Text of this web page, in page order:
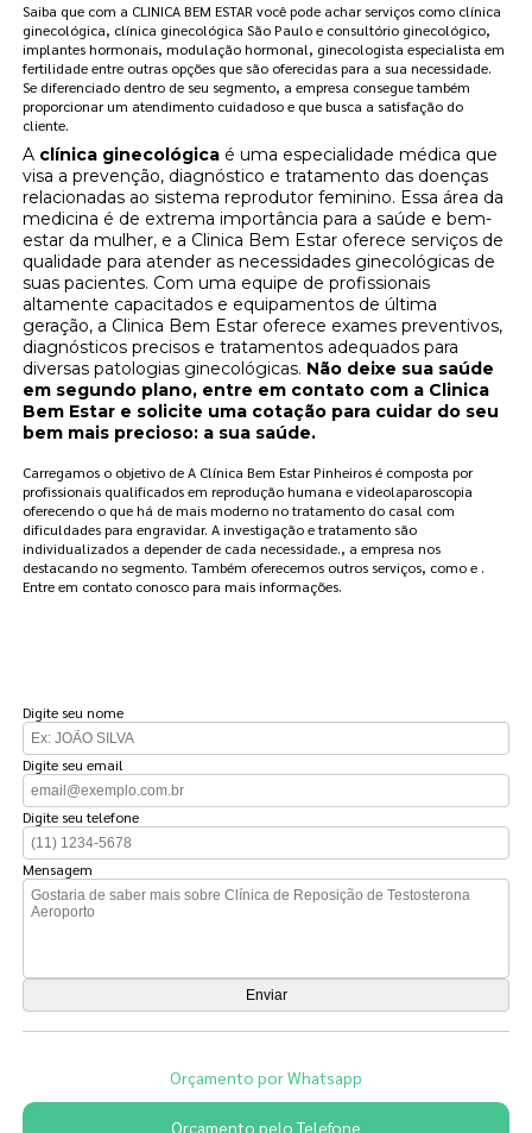
Saiba que com a CLINICA BEM ESTAR você pode achar serviços como clínica
ginecológica, clínica ginecológica São Paulo e consultório ginecológico,
implantes hormonais, modulação hormonal, ginecologista especialista em
fertilidade entre outras opções que são oferecidas para a sua necessidade.
Se diferenciado dentro de seu segmento, a empresa consegue também
proporcionar um atendimento cuidadoso e que busca a satisfação do
cliente.
A clínica ginecológica é uma especialidade médica que
visa a prevenção, diagnóstico e tratamento das doenças
relacionadas ao sistema reprodutor feminino. Essa área da
medicina é de extrema importância para a saúde e bem-
estar da mulher, e a Clinica Bem Estar oferece serviços de
qualidade para atender as necessidades ginecológicas de
suas pacientes. Com uma equipe de profissionais
altamente capacitados e equipamentos de última
geração, a Clinica Bem Estar oferece exames preventivos,
diagnósticos precisos e tratamentos adequados para
diversas patologias ginecológicas. Não deixe sua saúde
em segundo plano, entre em contato com a Clinica
Bem Estar e solicite uma cotação para cuidar do seu
bem mais precioso: a sua saúde.
Carregamos o objetivo de A Clínica Bem Estar Pinheiros é composta por
profissionais qualificados em reprodução humana e videolaparoscopia
oferecendo o que há de mais moderno no tratamento do casal com
dificuldades para engravidar. A investigação e tratamento são
individualizados a depender de cada necessidade., a empresa nos
destacando no segmento. Também oferecemos outros serviços, como e .
Entre em contato conosco para mais informações.
Digite seu nome
Digite seu email
Digite seu telefone
Mensagem
Orçamento por Whatsapp
Orçamento pelo Telefone